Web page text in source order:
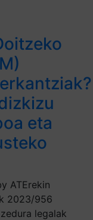
eta
ATErekin
2023/956
legalak